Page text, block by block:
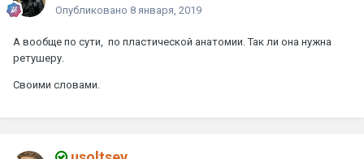
Опубликовано 8 января, 2019
А вообще по сути, по пластической анатомии. Так ли она нужна
ретушеру.
Своими словами.